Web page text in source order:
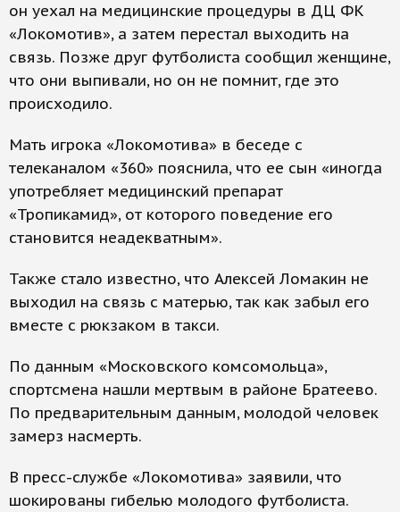
он уехал на медицинские процедуры в ДЦ ФК
«Локомотив», а затем перестал выходить на
связь. Позже друг футболиста сообщил женщине,
что они выпивали, но он не помнит, где это
происходило.
Мать игрока «Локомотива» в беседе с
телеканалом «360» пояснила, что ее сын «иногда
употребляет медицинский препарат
«Тропикамид», от которого поведение его
становится неадекватным».
Также стало известно, что Алексей Ломакин не
выходил на связь с матерью, так как забыл его
вместе с рюкзаком в такси.
По данным «Московского комсомольца»,
спортсмена нашли мертвым в районе Братеево.
По предварительным данным, молодой человек
замерз насмерть.
В пресс-службе «Локомотива» заявили, что
шокированы гибелью молодого футболиста.